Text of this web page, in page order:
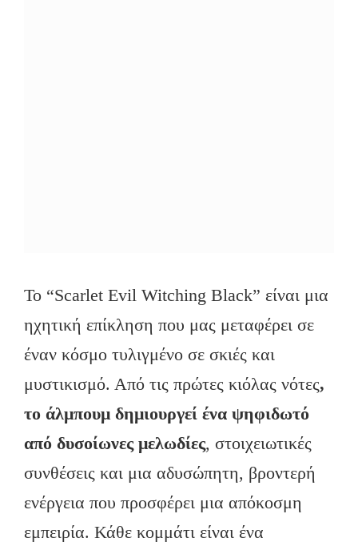
Το “Scarlet Evil Witching Black” είναι μια
ηχητική επίκληση που μας μεταφέρει σε
έναν κόσμο τυλιγμένο σε σκιές και
μυστικισμό. Από τις πρώτες κιόλας νότες,
το άλμπουμ δημιουργεί ένα ψηφιδωτό
από δυσοίωνες μελωδίες, στοιχειωτικές
συνθέσεις και μια αδυσώπητη, βροντερή
ενέργεια που προσφέρει μια απόκοσμη
εμπειρία. Κάθε κομμάτι είναι ένα